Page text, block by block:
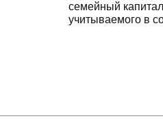
семейный
учитываемого в